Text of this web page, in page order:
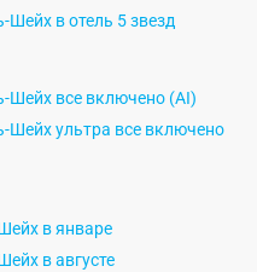
в отель 5 звезд
Шейх все включено (AI)
Шейх ультра все включено
в январе
в августе